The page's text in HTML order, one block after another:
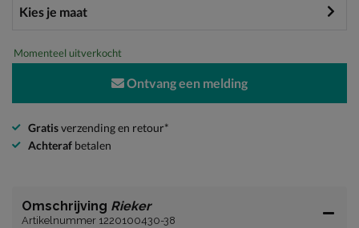
Momenteel uitverkocht
Ontvang een melding
Gratisverzending en retour*
Achteraf betalen
Omschrijving Rieker
Artikelnummer 1220100430-38